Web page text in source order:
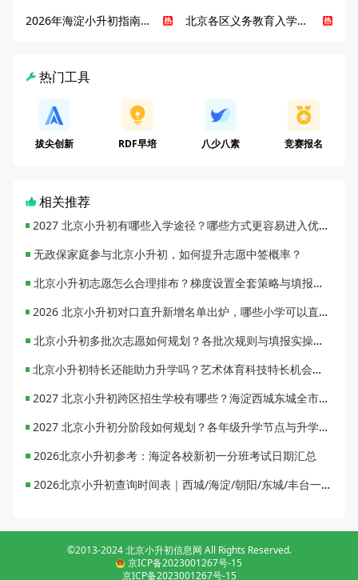
2026年海淀小升初指南，一文了解招生政策要点
北京各区义务教育入学咨询电话汇总，25年小升初家长提前收藏
热门工具
拔尖创新 RDF早培 八少八素 竞赛报名
相关推荐
2027 北京小升初有哪些入学途径？哪些方式更容易进入优质初中？
无政保家庭参与北京小升初，如何提升志愿中签概率？
北京小升初志愿怎么合理排布？梯度设置全套策略与填报避坑指南
2026 北京小升初对口直升新增名单出炉，哪些小学可以直升优质初中？
北京小升初多批次志愿如何规划？各批次规则与填报实操指南
北京小升初特长还能助力升学吗？艺术体育科技特长机会与误区全面解析
2027 北京小升初跨区招生学校有哪些？海淀西城东城全市招生校完整汇总
2027 北京小升初分阶段如何规划？各年级升学节点与升学通道全梳理
2026北京小升初参考：海淀各校新初一分班考试日期汇总
2026北京小升初查询时间表｜西城/海淀/朝阳/东城/丰台一键对照
©2013-2024 北京小升初信息网 All Rights Reserved.
京ICP备2023001267号-15
京ICP备2023001267号-15